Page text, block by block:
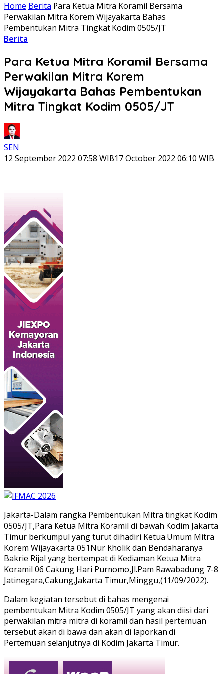
Home Berita Para Ketua Mitra Koramil Bersama
Perwakilan Mitra Korem Wijayakarta Bahas
Pembentukan Mitra Tingkat Kodim 0505/JT
Berita
Para Ketua Mitra Koramil Bersama
Perwakilan Mitra Korem
Wijayakarta Bahas Pembentukan
Mitra Tingkat Kodim 0505/JT
SEN
12 September 2022 07:58 WIB17 October 2022 06:10 WIB
Jakarta-Dalam rangka Pembentukan Mitra tingkat Kodim
0505/JT,Para Ketua Mitra Koramil di bawah Kodim Jakarta
Timur berkumpul yang turut dihadiri Ketua Umum Mitra
Korem Wijayakarta 051Nur Kholik dan Bendaharanya
Bakrie Rijal yang bertempat di Kediaman Ketua Mitra
Koramil 06 Cakung Hari Purnomo,Jl.Pam Rawabadung 7-8
Jatinegara,Cakung,Jakarta Timur,Minggu,(11/09/2022).
Dalam kegiatan tersebut di bahas mengenai
pembentukan Mitra Kodim 0505/JT yang akan diisi dari
perwakilan mitra mitra di koramil dan hasil pertemuan
tersebut akan di bawa dan akan di laporkan di
Pertemuan selanjutnya di Kodim Jakarta Timur.